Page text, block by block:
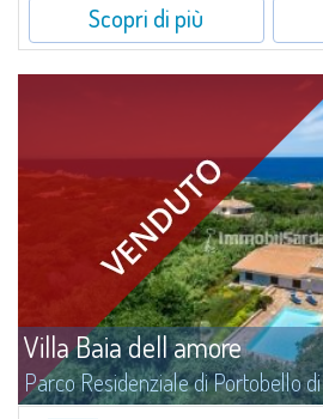
Scopri di più
Villa Baia dell amore
Parco Residenziale di Portobello